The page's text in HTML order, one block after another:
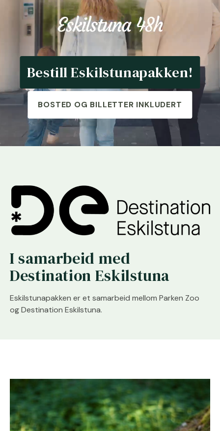
Bestill Eskilstunapakken!
BOSTED OG BILLETTER INKLUDERT
I samarbeid med
Destination Eskilstuna
Eskilstunapakken er et samarbeid mellom Parken Zoo
og Destination Eskilstuna.